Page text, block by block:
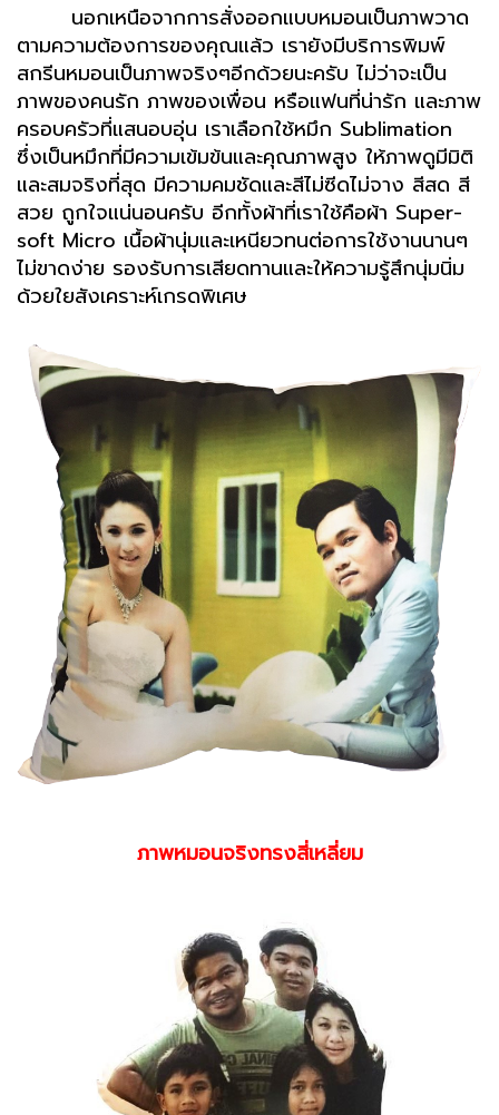
นอกเหนือจากการสั่งออกแบบหมอนเป็นภาพวาด
ตามความต้องการของคุณแล้ว เรายังมีบริการพิมพ์
สกรีนหมอนเป็นภาพจริงๆอีกด้วยนะครับ ไม่ว่าจะเป็น
ภาพของคนรัก ภาพของเพื่อน หรือแฟนที่น่ารัก และภาพ
ครอบครัวที่แสนอบอุ่น เราเลือกใช้หมึก Sublimation
ซึ่งเป็นหมึกที่มีความเข้มข้นและคุณภาพสูง ให้ภาพดูมีมิติ
และสมจริงที่สุด มีความคมชัดและสีไม่ซีดไม่จาง สีสด สี
สวย ถูกใจแน่นอนครับ อีกทั้งผ้าที่เราใช้คือผ้า Super-
soft Micro เนื้อผ้านุ่มและเหนียวทนต่อการใช้งานนานๆ
ไม่ขาดง่าย รองรับการเสียดทานและให้ความรู้สึกนุ่มนิ่ม
ด้วยใยสังเคราะห์เกรดพิเศษ
ภาพหมอนจริงทรงสี่เหลี่ยม